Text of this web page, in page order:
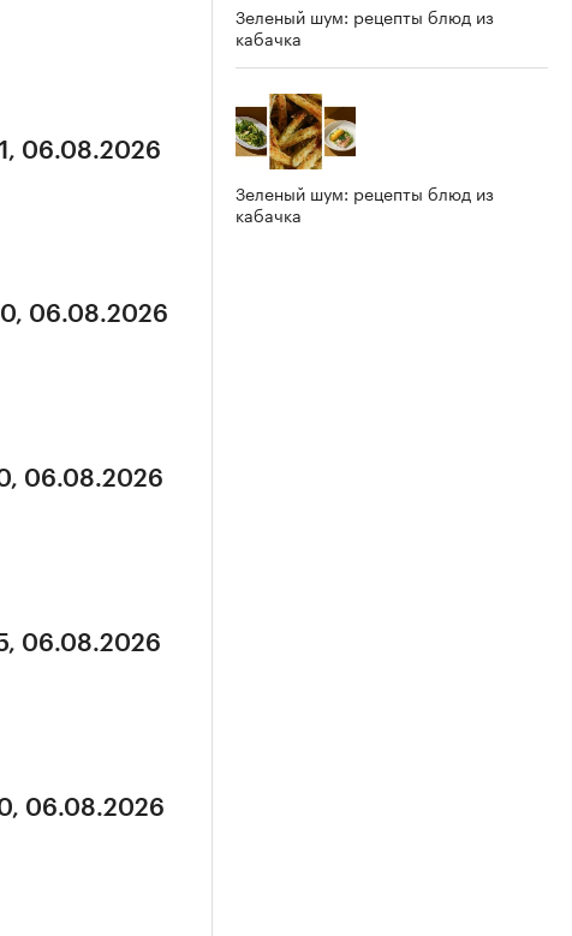
06.08.2026
06.08.2026
06.08.2026
06.08.2026
06.08.2026
Зеленый шум: рецепты блюд из
кабачка
Зеленый шум: рецепты блюд из
кабачка